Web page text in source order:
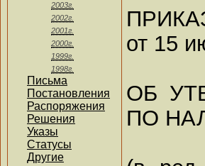
2003г.
2002г.
2001г.
2000г.
1999г.
1998г.
Письма
Постановления
Распоряжения
Решения
Указы
Статусы
Другие
от 15
ОБ
ПО